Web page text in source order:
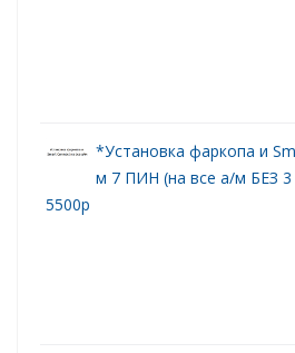
*Установка фаркопа и
м 7 ПИН (на все а/м БЕЗ 3
5500р